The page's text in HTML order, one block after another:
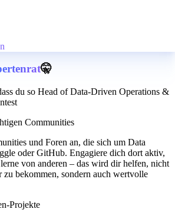
🤫
du so Head of Data-Driven Operations &
Communities
und Foren an, die sich um Data
oder GitHub. Engagiere dich dort aktiv,
von anderen – das wird dir helfen, nicht
bekommen, sondern auch wertvolle
Projekte